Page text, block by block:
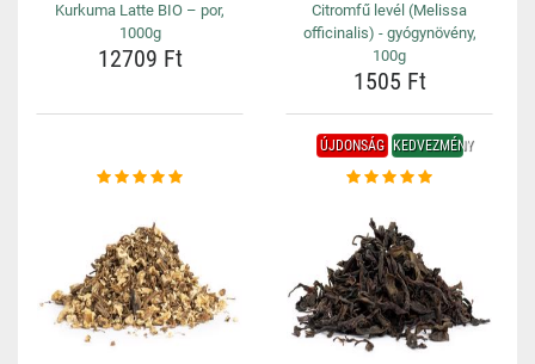
Kurkuma Latte BIO – por,
1000g
12709 Ft
Citromfű levél (Melissa
officinalis) - gyógynövény,
100g
1505 Ft
ÚJDONSÁG KEDVEZMÉNY